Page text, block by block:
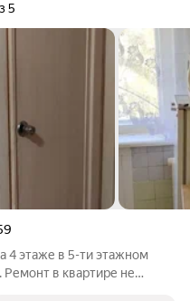
5
4 этаже в 5-ти этажном
в квартире не